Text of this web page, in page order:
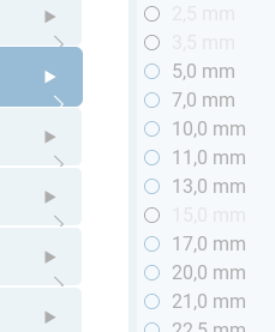
Untermenü öffnen
Untermenü öffnen
Untermenü öffnen
Untermenü öffnen
Untermenü öffnen
Untermenü öffnen
5,0 mm
7,0 mm
10,0 mm
11,0 mm
13,0 mm
17,0 mm
20,0 mm
21,0 mm